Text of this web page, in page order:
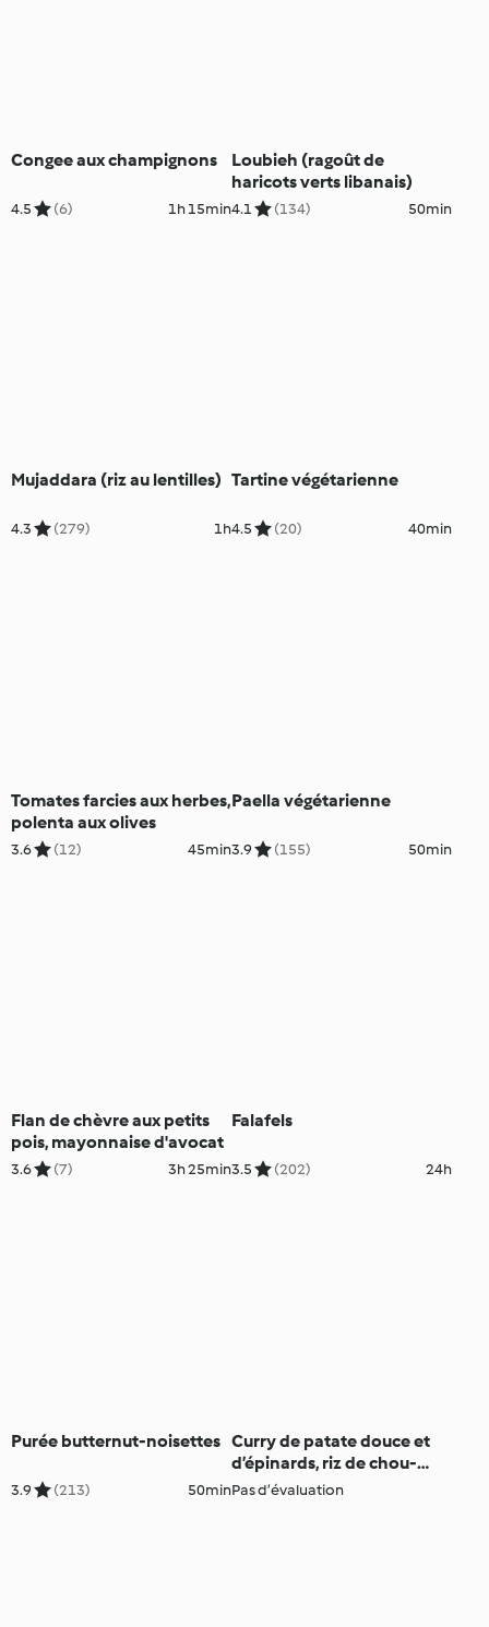
Congee aux champignons
4.5 (6) 1h 15min
Loubieh (ragoût de
haricots verts libanais)
4.1 (134) 50min
Mujaddara (riz au lentilles)
4.3 (279) 1h
Tartine végétarienne
4.5 (20) 40min
Tomates farcies aux herbes,
polenta aux olives
3.6 (12) 45min
Paella végétarienne
3.9 (155) 50min
Flan de chèvre aux petits
pois, mayonnaise d'avocat
3.6 (7) 3h 25min
Falafels
3.5 (202) 24h
Purée butternut-noisettes
3.9 (213) 50min
Curry de patate douce et
d’épinards, riz de chou-
fleur
Pas d’évaluation